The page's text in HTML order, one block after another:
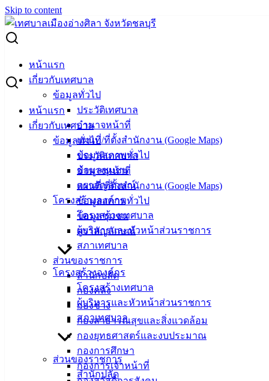
Skip to content
หน้าแรก
เกี่ยวกับเทศบาล
ข้อมูลทั่วไป
ประวัติเทศบาล
อำนาจหน้าที่
แผนที่/ที่ตั้งสำนักงาน (Google Maps)
ข้อมูลสภาพทั่วไป
ข้อมูลชุมชน
ตราสัญลักษณ์
โครงสร้างองค์กร
โครงสร้างเทศบาล
ผู้บริหารและหัวหน้าส่วนราชการ
สภาเทศบาล
ส่วนของราชการ
สำนักปลัด
กองคลัง
กองช่าง
กองสาธารณสุขและสิ่งแวดล้อม
กองยุทธศาสตร์และงบประมาณ
กองการศึกษา
กองการเจ้าหน้าที่
หน้าแรก
เกี่ยวกับเทศบาล
ข้อมูลทั่วไป
ประวัติเทศบาล
อำนาจหน้าที่
แผนที่/ที่ตั้งสำนักงาน (Google Maps)
ข้อมูลสภาพทั่วไป
ข้อมูลชุมชน
ตราสัญลักษณ์
โครงสร้างองค์กร
โครงสร้างเทศบาล
ผู้บริหารและหัวหน้าส่วนราชการ
สภาเทศบาล
ส่วนของราชการ
สำนักปลัด
Search for:
ประกาศเทศบาลเมืองอ่างศิลา เรื่อง ประกาศผู้ชนะการเสนอ
ราคา จ้างซักผ้าม่าน ชั้น ๓ เทศบาลเมืองอ่างศิลา จำนวน ๑๔ ชุด
โดยวิธีเฉพาะเจาะจง
ประกาศเทศบาลเมืองอ่างศิลา เรื่อง
ประกาศผู้ชนะการเสนอราคา จ้างซักผ้า
ม่าน ชั้น ๓ เทศบาลเมืองอ่างศิลา จำนวน
๑๔ ชุด โดยวิธีเฉพาะเจาะจง
มิถุนายน 23, 2021เมษายน 20, 2022 vichakarn
ประกาศผู้ชนะ
ดาวน์โหลดเอกสารเพิ่มเติมได้ที่นี่ >>